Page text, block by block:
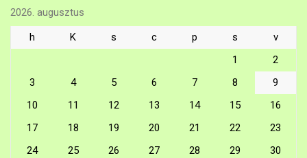
2026. augusztus
h
K s c p s
v
1
2
3
4 5 6 7 8
9
10
11 12 13 14 15
16
17
18 19 20 21 22
23
24
25 26 27 28 29
30